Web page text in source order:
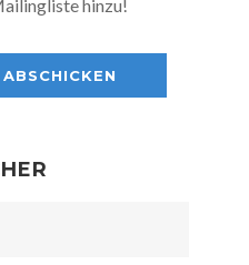
hinzu!